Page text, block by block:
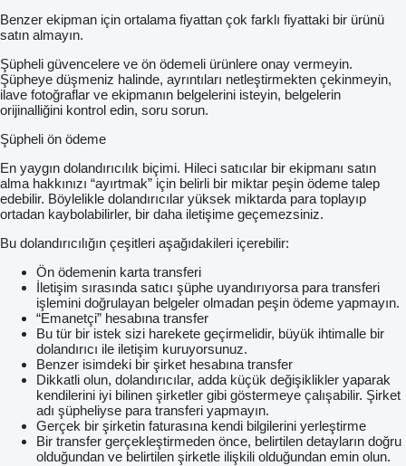
Benzer ekipman için ortalama fiyattan çok farklı fiyattaki bir ürünü
satın almayın.
Şüpheli güvencelere ve ön ödemeli ürünlere onay vermeyin.
Şüpheye düşmeniz halinde, ayrıntıları netleştirmekten çekinmeyin,
ilave fotoğraflar ve ekipmanın belgelerini isteyin, belgelerin
orijinalliğini kontrol edin, soru sorun.
Şüpheli ön ödeme
En yaygın dolandırıcılık biçimi. Hileci satıcılar bir ekipmanı satın
alma hakkınızı “ayırtmak” için belirli bir miktar peşin ödeme talep
edebilir. Böylelikle dolandırıcılar yüksek miktarda para toplayıp
ortadan kaybolabilirler, bir daha iletişime geçemezsiniz.
Bu dolandırıcılığın çeşitleri aşağıdakileri içerebilir:
Ön ödemenin karta transferi
İletişim sırasında satıcı şüphe uyandırıyorsa para transferi
işlemini doğrulayan belgeler olmadan peşin ödeme yapmayın.
“Emanetçi” hesabına transfer
Bu tür bir istek sizi harekete geçirmelidir, büyük ihtimalle bir
dolandırıcı ile iletişim kuruyorsunuz.
Benzer isimdeki bir şirket hesabına transfer
Dikkatli olun, dolandırıcılar, adda küçük değişiklikler yaparak
kendilerini iyi bilinen şirketler gibi göstermeye çalışabilir. Şirket
adı şüpheliyse para transferi yapmayın.
Gerçek bir şirketin faturasına kendi bilgilerini yerleştirme
Bir transfer gerçekleştirmeden önce, belirtilen detayların doğru
olduğundan ve belirtilen şirketle ilişkili olduğundan emin olun.